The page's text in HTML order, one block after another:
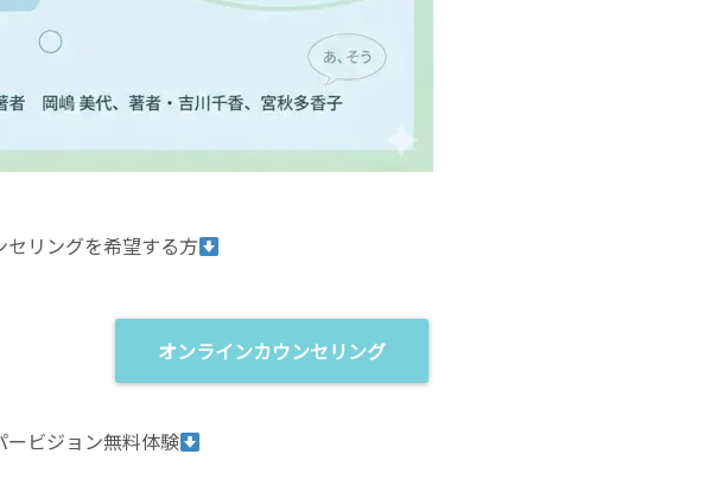
セリングを希望する方
オンラインカウンセリング
ービジョン無料体験